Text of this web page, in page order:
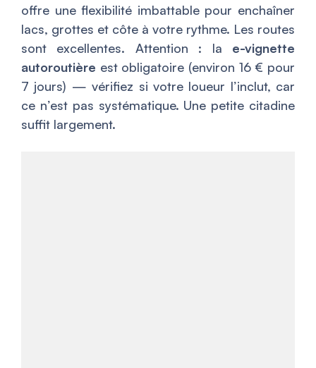
offre une flexibilité imbattable pour enchaîner
lacs, grottes et côte à votre rythme. Les routes
sont excellentes. Attention : la e-vignette
autoroutière est obligatoire (environ 16 € pour
7 jours) — vérifiez si votre loueur l’inclut, car
ce n’est pas systématique. Une petite citadine
suffit largement.